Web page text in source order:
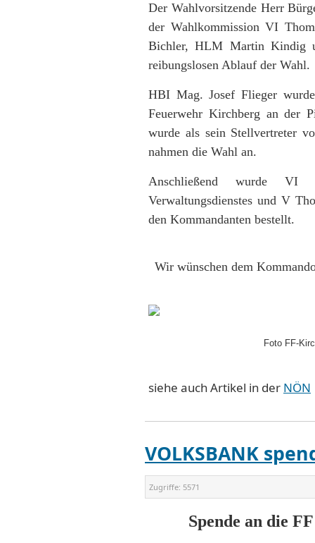
Der Wahlvorsitzende Herr
der Wahlkommission VI
Bichler, HLM Martin Kindig
reibungslosen Ablauf der Wahl.
HBI Mag. Josef Flieger
Feuerwehr Kirchberg an der
wurde als sein Stellvertreter
nahmen die Wahl an.
Anschließend wurde VI
Verwaltungsdienstes und V
den Kommandanten bestellt.
Wir wünschen dem
Foto FF-
siehe auch Artikel in der NÖN
VOLKSBANK
Zugriffe: 5571
Spende an die